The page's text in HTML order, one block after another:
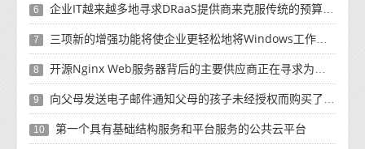
6 企业IT越来越多地寻求DRaaS提供商来克服传统的预算资源和复杂性挑战
7 三项新的增强功能将使企业更轻松地将Windows工作负载迁移到云
8 开源Nginx Web服务器背后的主要供应商正在寻求为未来10年的增长提供资金
9 向父母发送电子邮件通知父母的孩子未经授权而购买了有关如何退款的产品
10 第一个具有基础结构服务和平台服务的公共云平台